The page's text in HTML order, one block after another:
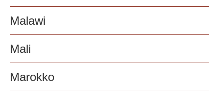
Malawi
Mali
Marokko